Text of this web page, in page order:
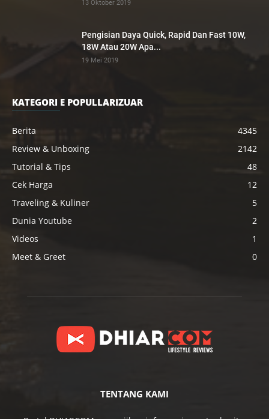
13 Oktober 2019
Pengisian Daya Quick, Rapid Dan Fast 10W,
18W Atau 20W Apa...
19 Mei 2019
KATEGORI E POPULLARIZUAR
Berita
4345
Review & Unboxing
2142
Tutorial & Tips
48
Cek Harga
12
Traveling & Kuliner
5
Dunia Youtube
2
Videos
1
Meet & Greet
0
TENTANG KAMI